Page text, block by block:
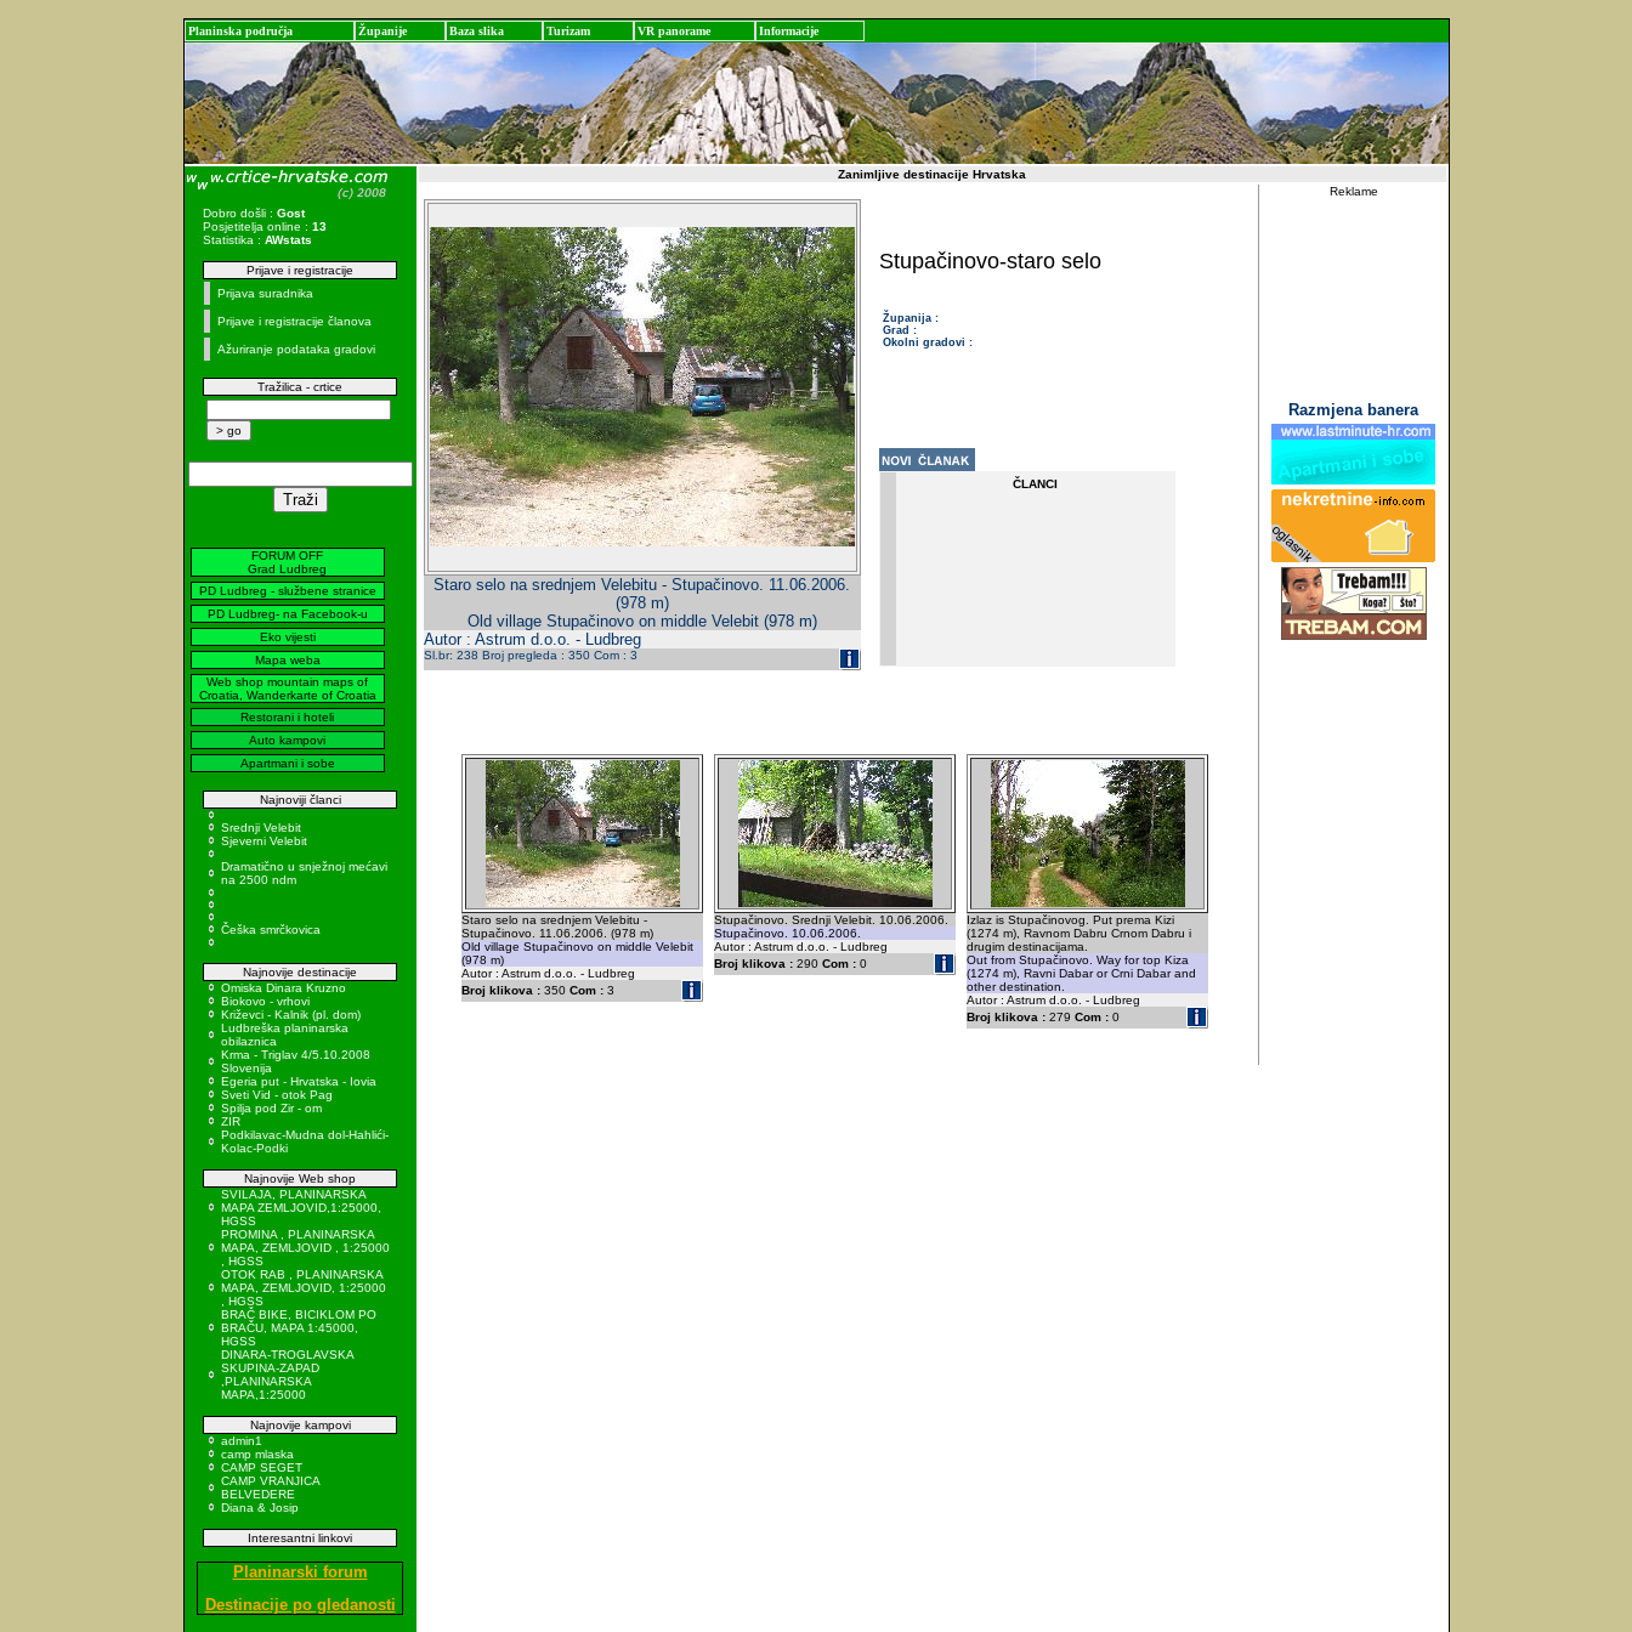
Planinska područja Županije Baza slika Turizam VR panorame Informacije
Dobro došli : Gost
Posjetitelja online : 13
Statistika : AWstats
Prijave i registracije
Prijava suradnika
Prijave i registracije članova
Ažuriranje podataka gradovi
Tražilica - crtice
FORUM OFF
Grad Ludbreg
PD Ludbreg - službene stranice
PD Ludbreg- na Facebook-u
Eko vijesti
Mapa weba
Web shop mountain maps of
Croatia, Wanderkarte of Croatia
Restorani i hoteli
Auto kampovi
Apartmani i sobe
Najnoviji članci
Srednji Velebit
Sjeverni Velebit
Dramatično u snježnoj mećavi
na 2500 ndm
Češka smrčkovica
Najnovije destinacije
Omiska Dinara Kruzno
Biokovo - vrhovi
Križevci - Kalnik (pl. dom)
Ludbreška planinarska
obilaznica
Krma - Triglav 4/5.10.2008
Slovenija
Egeria put - Hrvatska - Iovia
Sveti Vid - otok Pag
Spilja pod Zir - om
ZIR
Podkilavac-Mudna dol-Hahlići-
Kolac-Podki
Najnovije Web shop
SVILAJA, PLANINARSKA
MAPA ZEMLJOVID,1:25000,
HGSS
PROMINA , PLANINARSKA
MAPA, ZEMLJOVID , 1:25000
, HGSS
OTOK RAB , PLANINARSKA
MAPA, ZEMLJOVID, 1:25000
, HGSS
BRAČ BIKE, BICIKLOM PO
BRAČU, MAPA 1:45000,
HGSS
DINARA-TROGLAVSKA
SKUPINA-ZAPAD
,PLANINARSKA
MAPA,1:25000
Najnovije kampovi
admin1
camp mlaska
CAMP SEGET
CAMP VRANJICA
BELVEDERE
Diana & Josip
Interesantni linkovi
Planinarski forum
Destinacije po gledanosti
Zanimljive destinacije Hrvatska
Staro selo na srednjem Velebitu - Stupačinovo. 11.06.2006.
(978 m)
Old village Stupačinovo on middle Velebit (978 m)
Autor : Astrum d.o.o. - Ludbreg
Sl.br: 238 Broj pregleda : 350 Com : 3
Stupačinovo-staro selo
Županija :
Grad :
Okolni gradovi :
ČLANCI
Staro selo na srednjem Velebitu -
Stupačinovo. 11.06.2006. (978 m)
Old village Stupačinovo on middle Velebit
(978 m)
Autor : Astrum d.o.o. - Ludbreg
Broj klikova : 350 Com : 3
Stupačinovo. Srednji Velebit. 10.06.2006.
Stupačinovo. 10.06.2006.
Autor : Astrum d.o.o. - Ludbreg
Broj klikova : 290 Com : 0
Izlaz is Stupačinovog. Put prema Kizi
(1274 m), Ravnom Dabru Crnom Dabru i
drugim destinacijama.
Out from Stupačinovo. Way for top Kiza
(1274 m), Ravni Dabar or Crni Dabar and
other destination.
Autor : Astrum d.o.o. - Ludbreg
Broj klikova : 279 Com : 0
Reklame
Razmjena banera